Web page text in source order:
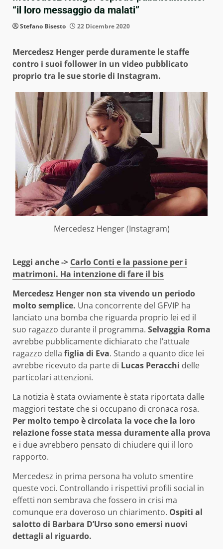
“il loro messaggio da malati”
Stefano Bisesto 22 Dicembre 2020
Mercedesz Henger perde duramente le staffe
contro i suoi follower in un video pubblicato
proprio tra le sue storie di Instagram.
Mercedesz Henger (Instagram)
Leggi anche -> Carlo Conti e la passione per i
matrimoni. Ha intenzione di fare il bis
Mercedesz Henger non sta vivendo un periodo
molto semplice. Una concorrente del GFVIP ha
lanciato una bomba che riguarda proprio lei ed il
suo ragazzo durante il programma. Selvaggia Roma
avrebbe pubblicamente dichiarato che l’attuale
ragazzo della figlia di Eva. Stando a quanto dice lei
avrebbe ricevuto da parte di Lucas Peracchi delle
particolari attenzioni.
La notizia è stata ovviamente è stata riportata dalle
maggiori testate che si occupano di cronaca rosa.
Per molto tempo è circolata la voce che la loro
relazione fosse stata messa duramente alla prova
e i due avrebbero pensato di chiudere qui il loro
rapporto.
Mercedesz in prima persona ha voluto smentire
queste voci. Controllando i rispettivi profili social in
effetti non sembrava che fossero in crisi ma
comunque era doveroso un chiarimento. Ospiti al
salotto di Barbara D’Urso sono emersi nuovi
dettagli al riguardo.